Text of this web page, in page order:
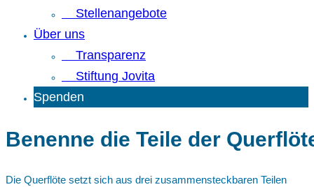
Stellenangebote
Über uns
Transparenz
Stiftung Jovita
Spenden
Benenne die Teile der
Die Querflöte setzt sich aus drei zusammensteckbaren Teilen